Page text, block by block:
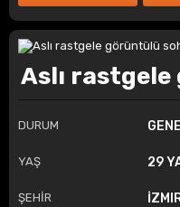
Aslı
DURUM
YAŞ 29
ŞEHİR